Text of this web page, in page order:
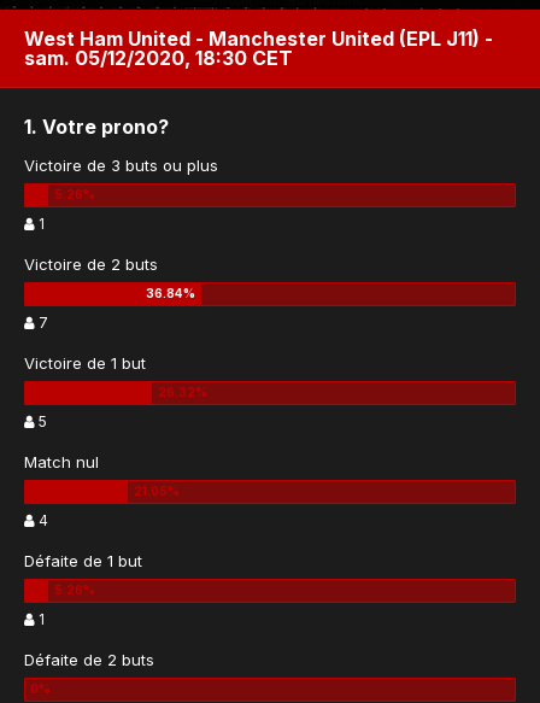
West Ham United - Manchester United (EPL J11) -
sam. 05/12/2020, 18:30 CET
1. Votre prono?
Victoire de 3 buts ou plus
1
Victoire de 2 buts
7
Victoire de 1 but
5
Match nul
4
Défaite de 1 but
1
Défaite de 2 buts